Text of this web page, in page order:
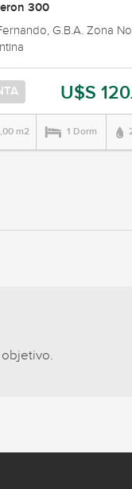
300
G.B.A. Zona
U$S
m2 1 Dorm